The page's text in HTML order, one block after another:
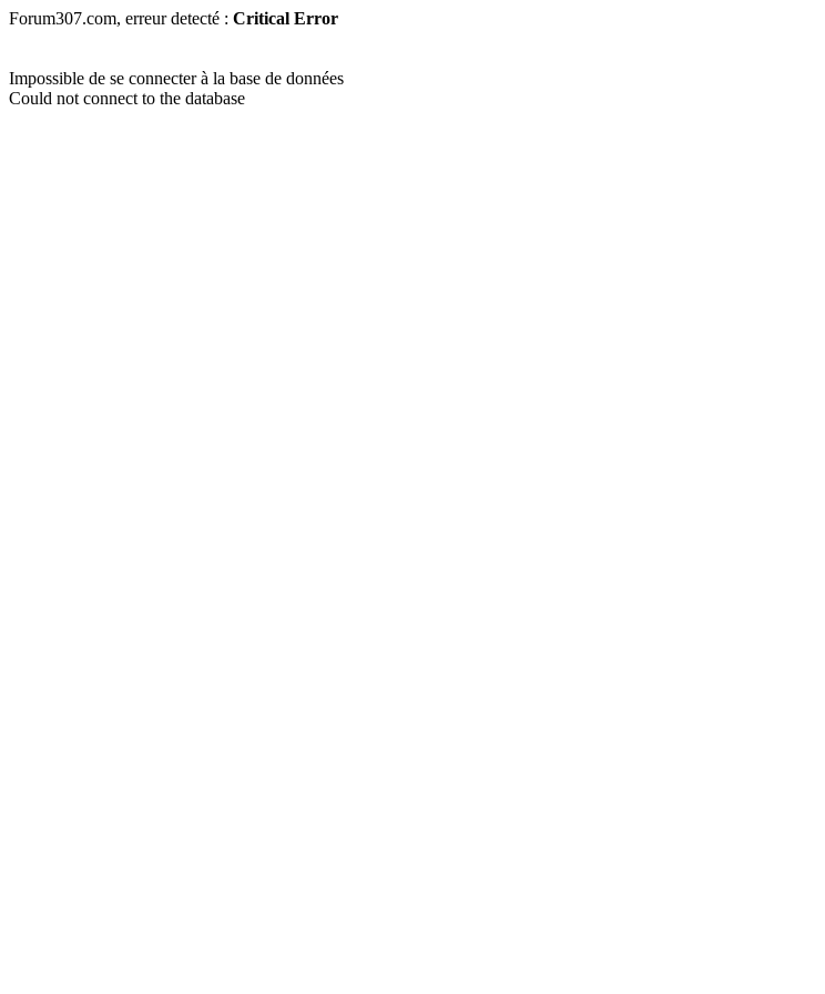
Forum307.com, erreur detecté : Critical Error
Impossible de se connecter à la base de données
Could not connect to the database